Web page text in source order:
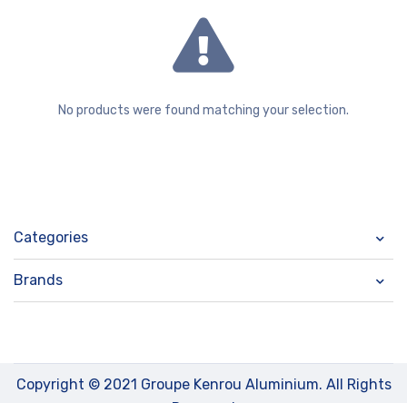
Categories
Brands
No products were found matching your selection.
Copyright © 2021 Groupe Kenrou Aluminium. All Rights